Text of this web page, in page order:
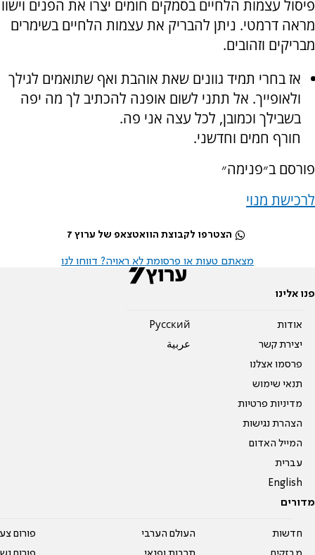
פיסול עצמות הלחיים בסמקים חומים יצֵרו את הפנים וישוו
מראה דרמטי. ניתן להבריק את עצמות הלחיים בשימרים
מבריקים וזהובים.
אז בחרי תמיד גוונים שאת אוהבת ואף שתואמים לגילך
ולאופייך. אל תתני לשום אופנה להכתיב לך מה יפה
בשבילך וכמובן, לכל עצה אני פה.
חורף חמים וחדשני.
פורסם ב״פנימה״
לרכישת מנוי
הצטרפו לקבוצת הוואטצאפ של ערוץ 7
מצאתם טעות או פרסומת לא ראויה? דווחו לנו
פנו אלינו
אודות
יצירת קשר
פרסמו אצלנו
תנאי שימוש
מדיניות פרטיות
הצהרת נגישות
המייל האדום
עברית
English
Pусский
عربية
מדורים
חדשות
העולם הערבי
פורום